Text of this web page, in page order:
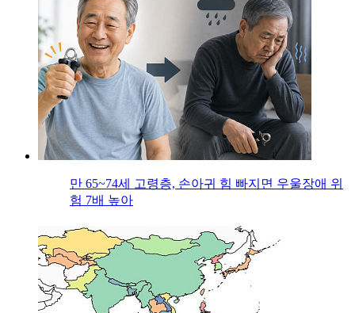
만 65~74세 고령층, 손아귀 힘 빠지면 우울장애 위
험 7배 높아